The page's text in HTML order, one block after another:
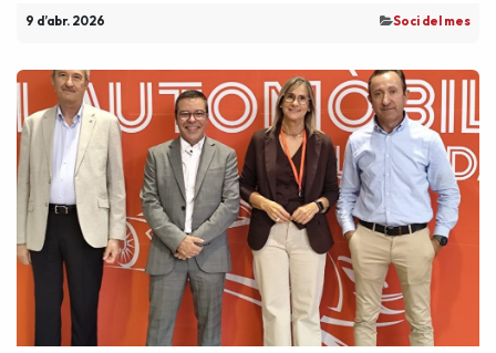
9 d’abr. 2026 ​Soci del mes